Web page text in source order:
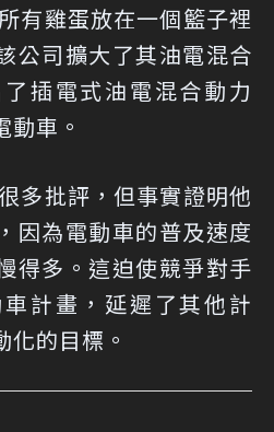
有雞蛋放在一個籃子裡
公司擴大了其油電混合
插電式油電混合動力
車。
多批評，但事實證明他
因為電動車的普及速度
得多。這迫使競爭對手
計畫，延遲了其他計
的目標。